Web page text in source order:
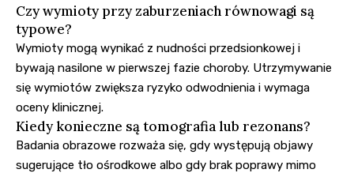
Czy wymioty przy zaburzeniach równowagi są
typowe?
Wymioty mogą wynikać z nudności przedsionkowej i
bywają nasilone w pierwszej fazie choroby. Utrzymywanie
się wymiotów zwiększa ryzyko odwodnienia i wymaga
oceny klinicznej.
Kiedy konieczne są tomografia lub rezonans?
Badania obrazowe rozważa się, gdy występują objawy
sugerujące tło ośrodkowe albo gdy brak poprawy mimo